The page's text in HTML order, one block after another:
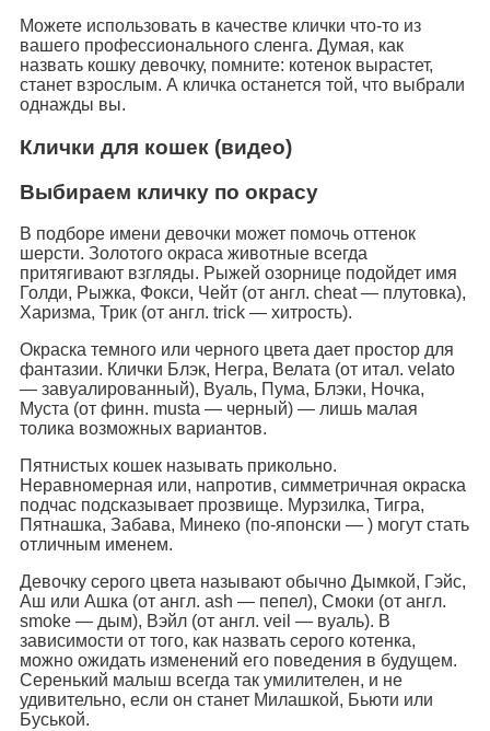
Можете использовать в качестве клички что-то из
вашего профессионального сленга. Думая, как
назвать кошку девочку, помните: котенок вырастет,
станет взрослым. А кличка останется той, что выбрали
однажды вы.
Клички для кошек (видео)
Выбираем кличку по окрасу
В подборе имени девочки может помочь оттенок
шерсти. Золотого окраса животные всегда
притягивают взгляды. Рыжей озорнице подойдет имя
Голди, Рыжка, Фокси, Чейт (от англ. cheat — плутовка),
Харизма, Трик (от англ. trick — хитрость).
Окраска темного или черного цвета дает простор для
фантазии. Клички Блэк, Негра, Велата (от итал. velato
— завуалированный), Вуаль, Пума, Блэки, Ночка,
Муста (от финн. musta — черный) — лишь малая
толика возможных вариантов.
Пятнистых кошек называть прикольно.
Неравномерная или, напротив, симметричная окраска
подчас подсказывает прозвище. Мурзилка, Тигра,
Пятнашка, Забава, Минеко (по-японски — ) могут стать
отличным именем.
Девочку серого цвета называют обычно Дымкой, Гэйс,
Аш или Ашка (от англ. ash — пепел), Смоки (от англ.
smoke — дым), Вэйл (от англ. veil — вуаль). В
зависимости от того, как назвать серого котенка,
можно ожидать изменений его поведения в будущем.
Серенький малыш всегда так умилителен, и не
удивительно, если он станет Милашкой, Бьюти или
Буськой.